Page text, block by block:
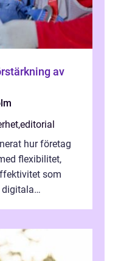
av
,editorial
hur företag
flexibilitet,
som
digitala